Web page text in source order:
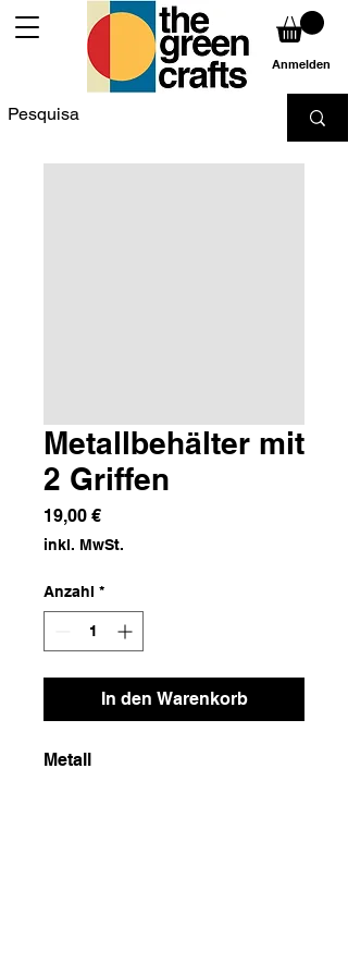
Anmelden
Metallbehälter mit
2 Griffen
19,00 €Preis
inkl. MwSt.
Anzahl *
In den Warenkorb
Metall